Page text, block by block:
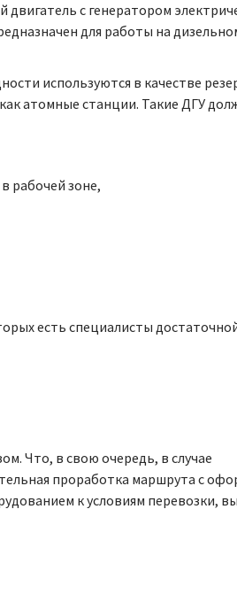
с генератором
для работы на
используются в качестве
атомные станции. Такие ДГУ
рабочей зоне,
есть специалисты
Что, в свою очередь, в случае
проработка маршрута с
к условиям перевозки,